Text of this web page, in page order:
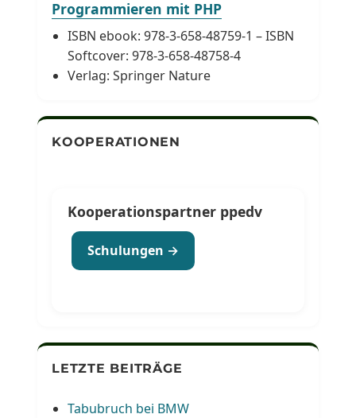
Programmieren mit PHP
ISBN ebook: 978-3-658-48759-1 – ISBN
Softcover: 978-3-658-48758-4
Verlag: Springer Nature
KOOPERATIONEN
Kooperationspartner ppedv
Schulungen →
LETZTE BEITRÄGE
Tabubruch bei BMW